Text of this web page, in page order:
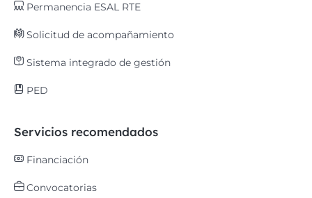
Permanencia ESAL RTE
Solicitud de acompañamiento
Sistema integrado de gestión
PED
Servicios recomendados
Financiación
Convocatorias